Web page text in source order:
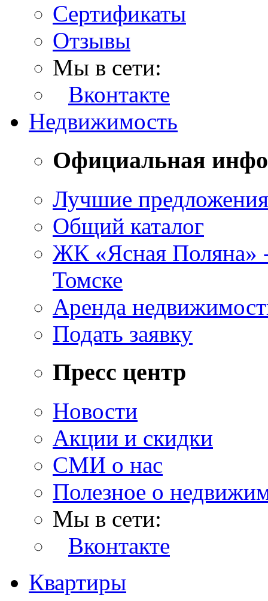
Сертификаты
Отзывы
Мы в сети:
Вконтакте
Недвижимость
Официальная
Лучшие предложения
Общий каталог
ЖК «Ясная Поляна»
Томске
Аренда
Подать заявку
Пресс центр
Новости
Акции и скидки
СМИ о нас
Полезное о
Мы в сети:
Вконтакте
Квартиры